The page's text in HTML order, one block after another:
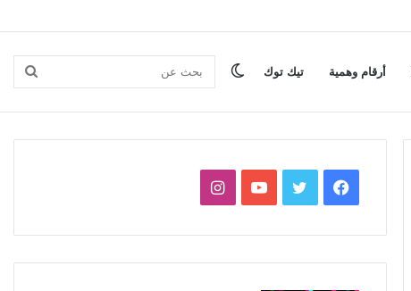
أرقام وهمية تيك توك بحث الوضع
فيسبوكتويتر يوتيوبانستقرام